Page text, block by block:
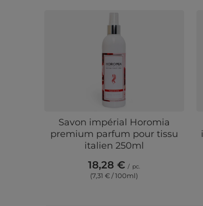
Savon impérial Horomia
premium parfum pour tissu
italien 250ml
18,28 € / pc.
(7,31 € / 100ml)